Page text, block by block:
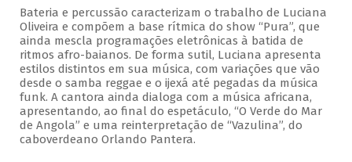
Bateria e percussão caracterizam o trabalho de Luciana
Oliveira e compõem a base rítmica do show “Pura”, que
ainda mescla programações eletrônicas à batida de
ritmos afro-baianos. De forma sutil, Luciana apresenta
estilos distintos em sua música, com variações que vão
desde o samba reggae e o ijexá até pegadas da música
funk. A cantora ainda dialoga com a música africana,
apresentando, ao final do espetáculo, “O Verde do Mar
de Angola” e uma reinterpretação de “Vazulina”, do
caboverdeano Orlando Pantera.